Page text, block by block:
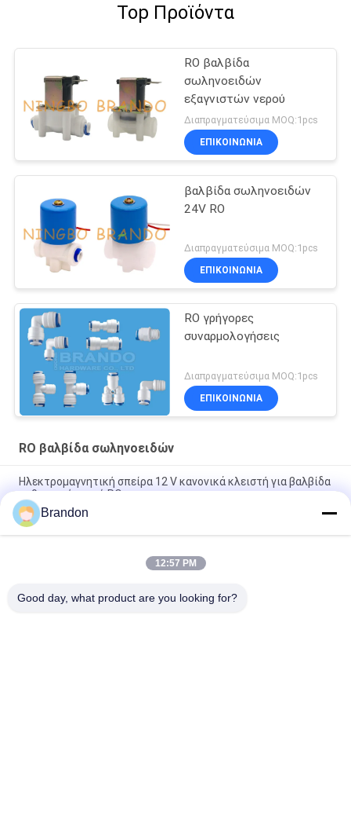
Top Προϊόντα
RO βαλβίδα
σωληνοειδών
εξαγνιστών νερού
Διαπραγματεύσιμα MOQ:1pcs
ΕΠΙΚΟΙΝΩΝΙΑ
βαλβίδα σωληνοειδών
24V RO
Διαπραγματεύσιμα MOQ:1pcs
ΕΠΙΚΟΙΝΩΝΙΑ
RO γρήγορες
συναρμολογήσεις
Διαπραγματεύσιμα MOQ:1pcs
ΕΠΙΚΟΙΝΩΝΙΑ
RO βαλβίδα σωληνοειδών
Ηλεκτρομαγνητική σπείρα 12 V κανονικά κλειστή για βαλβίδα
καθαριστή νερού RO
Υδραυλική σπείρα 220VAC 110VAC 24VDC 12VDC 26W
σωληνοειδών τύπων της EVI 3P/16 AMISCO
Καθαρή αντίστροφη όσμωση 6.35mm νερού πλαστική RO
Brandon
12:57 PM
Good day, what product are you looking for?